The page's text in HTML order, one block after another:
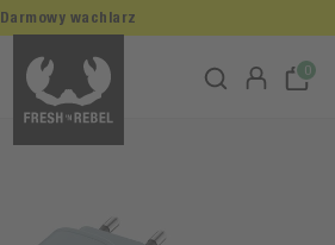
0
Darmowy wachlarz